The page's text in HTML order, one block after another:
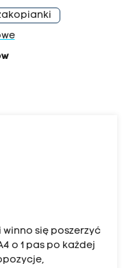
się poszerzyć
o 1 pas po każdej